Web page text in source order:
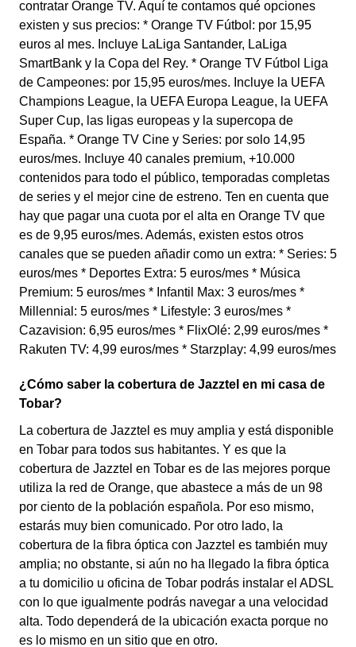
contratar Orange TV. Aquí te contamos qué opciones
existen y sus precios: * Orange TV Fútbol: por 15,95
euros al mes. Incluye LaLiga Santander, LaLiga
SmartBank y la Copa del Rey. * Orange TV Fútbol Liga
de Campeones: por 15,95 euros/mes. Incluye la UEFA
Champions League, la UEFA Europa League, la UEFA
Super Cup, las ligas europeas y la supercopa de
España. * Orange TV Cine y Series: por solo 14,95
euros/mes. Incluye 40 canales premium, +10.000
contenidos para todo el público, temporadas completas
de series y el mejor cine de estreno. Ten en cuenta que
hay que pagar una cuota por el alta en Orange TV que
es de 9,95 euros/mes. Además, existen estos otros
canales que se pueden añadir como un extra: * Series: 5
euros/mes * Deportes Extra: 5 euros/mes * Música
Premium: 5 euros/mes * Infantil Max: 3 euros/mes *
Millennial: 5 euros/mes * Lifestyle: 3 euros/mes *
Cazavision: 6,95 euros/mes * FlixOlé: 2,99 euros/mes *
Rakuten TV: 4,99 euros/mes * Starzplay: 4,99 euros/mes
¿Cómo saber la cobertura de Jazztel en mi casa de
Tobar?
La cobertura de Jazztel es muy amplia y está disponible
en Tobar para todos sus habitantes. Y es que la
cobertura de Jazztel en Tobar es de las mejores porque
utiliza la red de Orange, que abastece a más de un 98
por ciento de la población española. Por eso mismo,
estarás muy bien comunicado. Por otro lado, la
cobertura de la fibra óptica con Jazztel es también muy
amplia; no obstante, si aún no ha llegado la fibra óptica
a tu domicilio u oficina de Tobar podrás instalar el ADSL
con lo que igualmente podrás navegar a una velocidad
alta. Todo dependerá de la ubicación exacta porque no
es lo mismo en un sitio que en otro.